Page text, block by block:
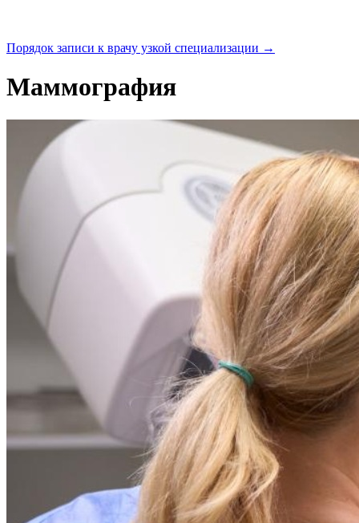
Порядок записи к врачу узкой специализации →
Маммография